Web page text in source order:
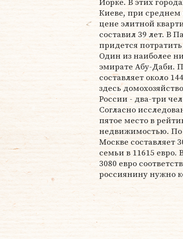
Киеве, при среднем
цене элитной
составил 39 лет. В
придется потратить
Один из наиболее
эмирате Абу-Даби.
составляет около
здесь
России - два-три
Согласно
пятое место в
недвижимостью. По
Москве составляет
семьи в 11615 евро.
3080 евро
россиянину нужно